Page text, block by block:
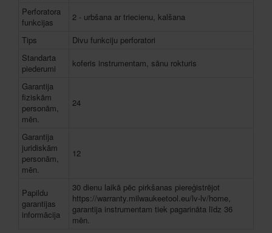
Perforatora
funkcijas
2 - urbšana ar triecienu, kalšana
Tips
Divu funkciju perforatori
Standarta
piederumi
koferis instrumentam, sānu rokturis
Garantija
fiziskām
personām,
mēn.
24
Garantija
juridiskām
personām,
mēn.
12
Papildu
garantijas
informācija
30 dienu laikā pēc pirkšanas piereģistrējot
https://warranty.milwaukeetool.eu/lv-lv/home,
garantija instrumentam tiek pagarināta līdz 36
mēn.